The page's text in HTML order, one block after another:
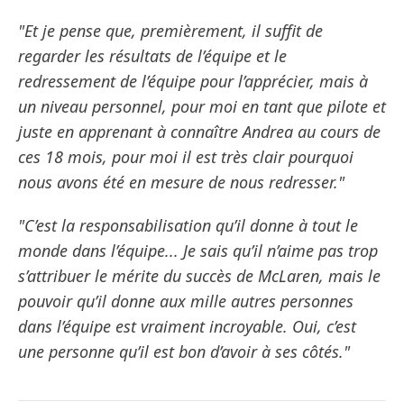
"Et je pense que, premièrement, il suffit de
regarder les résultats de l’équipe et le
redressement de l’équipe pour l’apprécier, mais à
un niveau personnel, pour moi en tant que pilote et
juste en apprenant à connaître Andrea au cours de
ces 18 mois, pour moi il est très clair pourquoi
nous avons été en mesure de nous redresser."
"C’est la responsabilisation qu’il donne à tout le
monde dans l’équipe... Je sais qu’il n’aime pas trop
s’attribuer le mérite du succès de McLaren, mais le
pouvoir qu’il donne aux mille autres personnes
dans l’équipe est vraiment incroyable. Oui, c’est
une personne qu’il est bon d’avoir à ses côtés."